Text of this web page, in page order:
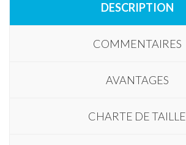
DESCRIPTION
COMMENTAIRES
AVANTAGES
CHARTE DE TAILLE